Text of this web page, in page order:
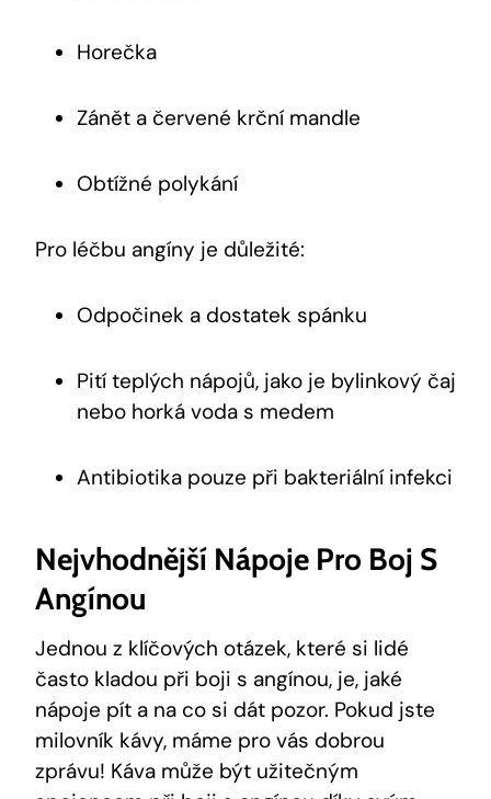
Horečka
Zánět a červené krční mandle
Obtížné polykání
Pro léčbu angíny je důležité:
Odpočinek a dostatek spánku
Pití teplých nápojů, jako je bylinkový čaj
nebo horká voda s medem
Antibiotika pouze při bakteriální infekci
Nejvhodnější Nápoje Pro Boj S
Angínou
Jednou z klíčových otázek, které si lidé
často kladou při boji s angínou, je, jaké
nápoje pít a na co si dát pozor. Pokud jste
milovník kávy, máme pro vás dobrou
zprávu! Káva může být užitečným